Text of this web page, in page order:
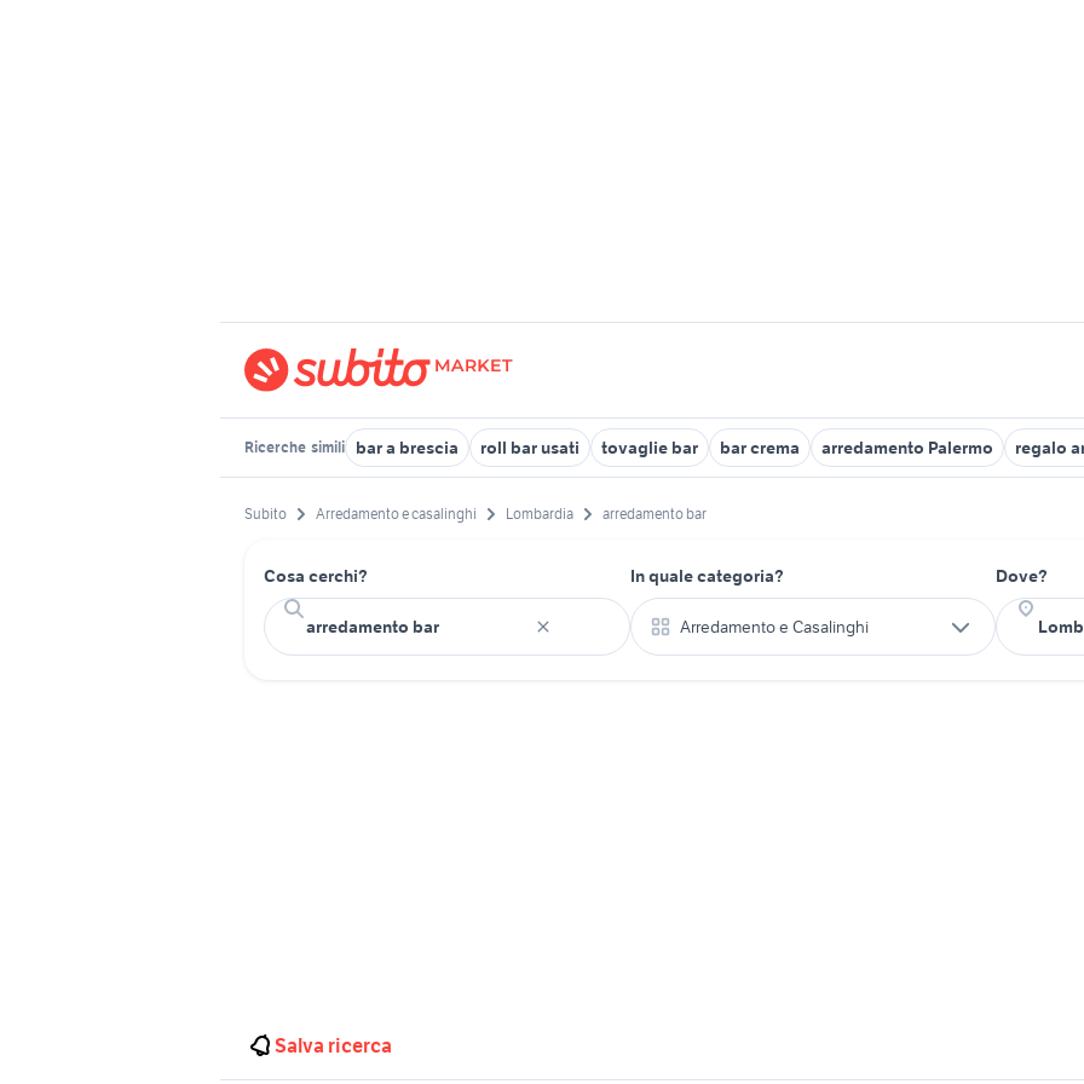
Ricerche simili bar a brescia roll bar usati tovaglie bar bar crema arredamento Palermo regalo
Subito Arredamento e casalinghi Lombardia arredamento bar
Cosa cerchi? In quale categoria?
Arredamento e Casalinghi
Dove?
Salva ricerca